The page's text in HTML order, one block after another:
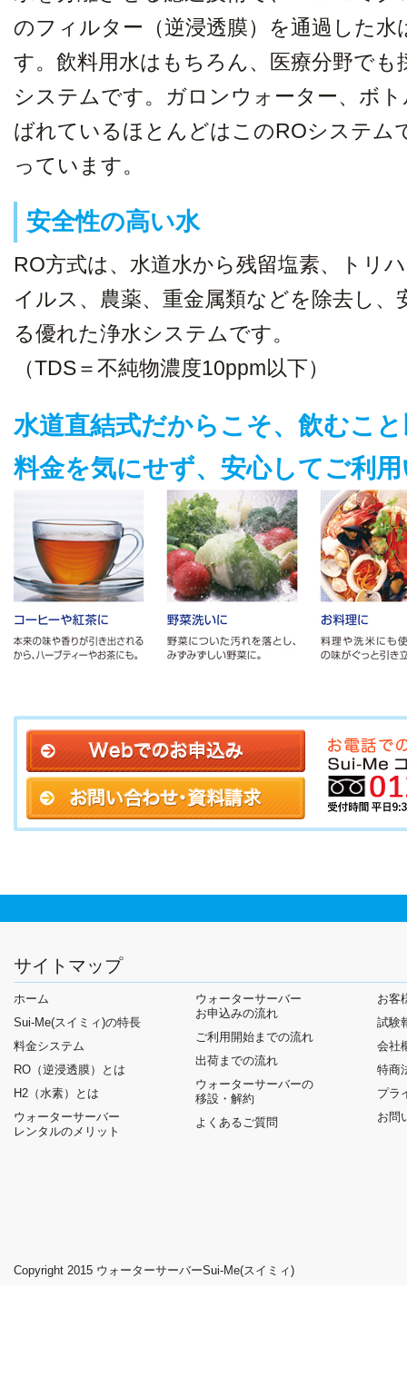
のフィルター（逆浸透膜）を通過した
す。飲料用水はもちろん、医療分野でも
システムです。ガロンウォーター、ボ
ばれているほとんどはこのROシステム
っています。
安全性の高い水
RO方式は、水道水から残留塩素、トリ
イルス、農薬、重金属類などを除去し、
る優れた浄水システムです。
（TDS＝不純物濃度10ppm以下）
水道直結式だからこそ、飲むこ
料金を気にせず、安心してご利
サイトマップ
ホーム
Sui-Me(スイミィ)の特長
料金システム
RO（逆浸透膜）とは
H2（水素）とは
ウォーターサーバー
レンタルのメリット
ウォーターサーバー
お申込みの流れ
ご利用開始までの流れ
出荷までの流れ
ウォーターサーバーの
移設・解約
よくあるご質問
お客
試験
会社
特商
プラ
お問
Copyright 2015 ウォーターサーバーSui-Me(スイミィ)